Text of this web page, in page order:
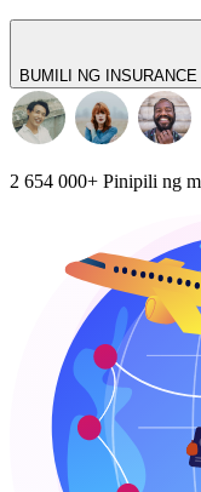
BUMILI NG INSURANCE
2 654 000+ Pinipili ng